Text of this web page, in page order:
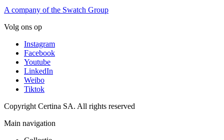
A company of the Swatch Group
Volg ons op
Instagram
Facebook
Youtube
LinkedIn
Weibo
Tiktok
Copyright Certina SA. All rights reserved
Main navigation